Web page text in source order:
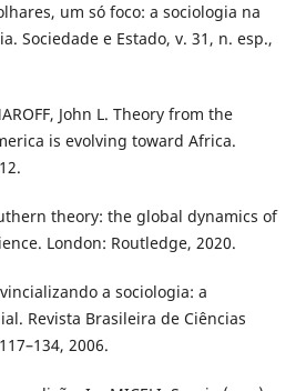
um só foco: a sociologia na
Sociedade e Estado, v. 31, n. esp.,
John L. Theory from the
is evolving toward Africa.
theory: the global dynamics of
London: Routledge, 2020.
a sociologia: a
Revista Brasileira de Ciências
2006.